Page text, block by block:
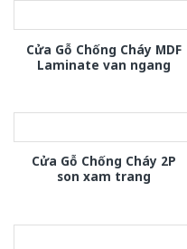
Cửa Gỗ Chống Cháy MDF
Laminate van ngang
Cửa Gỗ Chống Cháy 2P
son xam trang